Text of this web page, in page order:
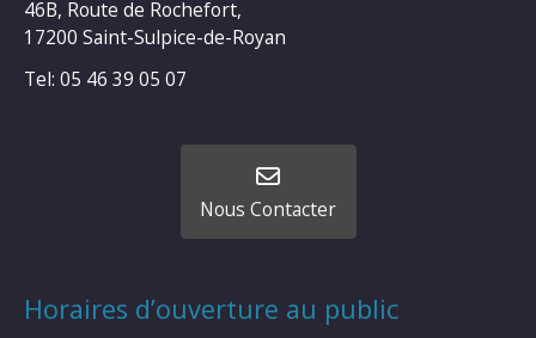
46B, Route de Rochefort,
17200 Saint-Sulpice-de-Royan
Tel: 05 46 39 05 07
Nous Contacter
Horaires d’ouverture au public